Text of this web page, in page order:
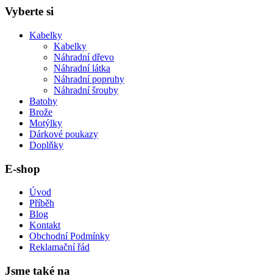
Vyberte si
Kabelky
Kabelky
Náhradní dřevo
Náhradní látka
Náhradní popruhy
Náhradní šrouby
Batohy
Brože
Motýlky
Dárkové poukazy
Doplňky
E-shop
Úvod
Příběh
Blog
Kontakt
Obchodní Podmínky
Reklamační řád
Jsme také na